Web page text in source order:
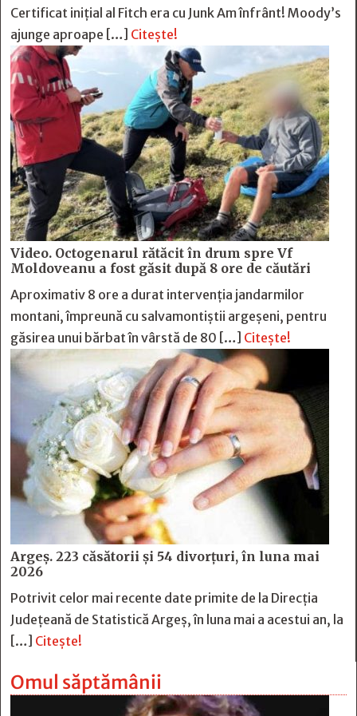
Certificat inițial al Fitch era cu Junk Am înfrânt! Moody’s
ajunge aproape […] Citește!
Video. Octogenarul rătăcit în drum spre Vf
Moldoveanu a fost găsit după 8 ore de căutări
Aproximativ 8 ore a durat intervenția jandarmilor
montani, împreună cu salvamontiștii argeșeni, pentru
găsirea unui bărbat în vârstă de 80 […] Citește!
Argeș. 223 căsătorii și 54 divorțuri, în luna mai
2026
Potrivit celor mai recente date primite de la Direcția
Județeană de Statistică Argeș, în luna mai a acestui an, la
[…] Citește!
Omul săptămânii